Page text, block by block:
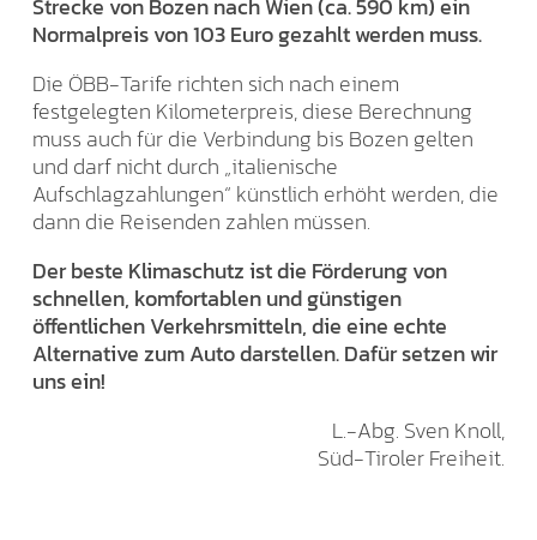
Strecke von Bozen nach Wien (ca. 590 km) ein
Normalpreis von 103 Euro gezahlt werden muss.
Die ÖBB-Tarife richten sich nach einem
festgelegten Kilometerpreis, diese Berechnung
muss auch für die Verbindung bis Bozen gelten
und darf nicht durch „italienische
Aufschlagzahlungen“ künstlich erhöht werden, die
dann die Reisenden zahlen müssen.
Der beste Klimaschutz ist die Förderung von
schnellen, komfortablen und günstigen
öffentlichen Verkehrsmitteln, die eine echte
Alternative zum Auto darstellen. Dafür setzen wir
uns ein!
L.-Abg. Sven Knoll,
Süd-Tiroler Freiheit.